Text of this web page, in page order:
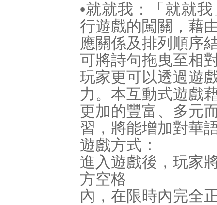
•就就我：「就就
行遊戲的闖關，藉
應關係及排列順序
可將詩句拖曳至相
玩家更可以透過遊
力。本互動式遊戲
更加的豐富、多元
習，將能增加對華
遊戲方式：
進入遊戲後，玩家
方空格
內，在限時內完全